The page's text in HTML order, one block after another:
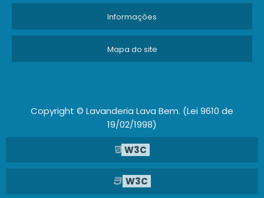
Informações
Mapa do site
Copyright © Lavanderia Lava Bem. (Lei 9610 de
19/02/1998)
W3C
W3C